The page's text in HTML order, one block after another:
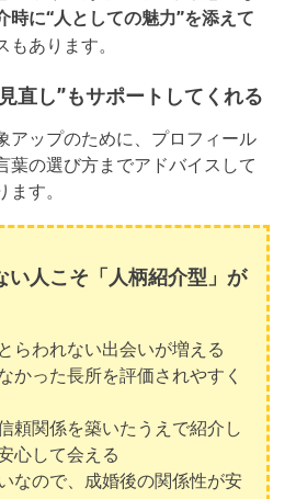
時に“人としての魅力”を添えて
もあります。
直し”もサポートしてくれる
アップのために、プロフィール
葉の選び方までアドバイスして
す。
い人こそ「人柄紹介型」が
らわれない出会いが増える
かった長所を評価されやすく
頼関係を築いたうえで紹介し
心して会える
なので、成婚後の関係性が安